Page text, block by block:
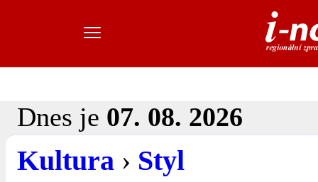
Dnes je 07. 08. 2026
Kultura › Styl